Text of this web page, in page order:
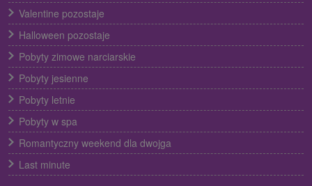
Valentine pozostaje
Halloween pozostaje
Pobyty zimowe narciarskie
Pobyty jesienne
Pobyty letnie
Pobyty w spa
Romantyczny weekend dla dwojga
Last minute